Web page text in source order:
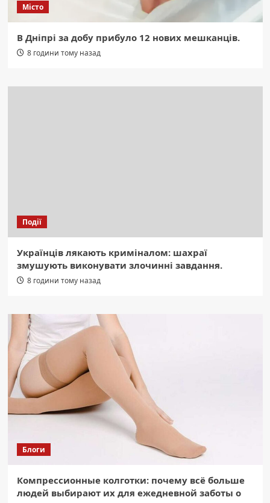
Місто
В Дніпрі за добу прибуло 12 нових мешканців.
8 години тому назад
Події
Українців лякають криміналом: шахраї
змушують виконувати злочинні завдання.
8 години тому назад
Блоги
Компрессионные колготки: почему всё больше
людей выбирают их для ежедневной заботы о